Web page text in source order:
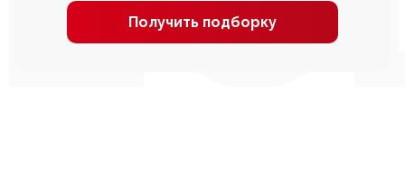
Получить подборку